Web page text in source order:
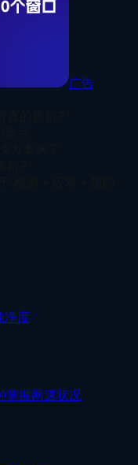
广告
净度
掌握网速状况